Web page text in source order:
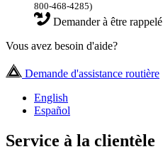
800-468-4285)
Demander à être rappelé
Vous avez besoin d'aide?
Demande d'assistance routière
English
Español
Service à la clientèle